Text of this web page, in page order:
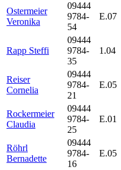
Ostermeier
Veronika
09444
9784-
54
E.07
Rapp Steffi
09444
9784-
35
1.04
Reiser
Cornelia
09444
9784-
21
E.05
Rockermeier
Claudia
09444
9784-
25
E.01
Röhrl
Bernadette
09444
9784-
16
E.05